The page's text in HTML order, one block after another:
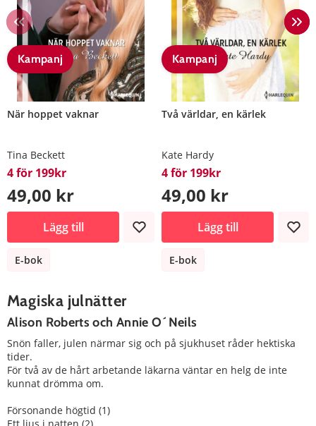
Kampanj
När hoppet vaknar
Tina Beckett
4 för 199kr
49,00 kr
Lägg till
E-bok
Kampanj
Två världar, en kärlek
Kate Hardy
4 för 199kr
49,00 kr
Lägg till
E-bok
Magiska julnätter
Alison Roberts och Annie O´Neils
Snön faller, julen närmar sig och på sjukhuset råder hektiska
tider.
För två av de hårt arbetande läkarna väntar en helg de inte
kunnat drömma om.
Försonande högtid (1)